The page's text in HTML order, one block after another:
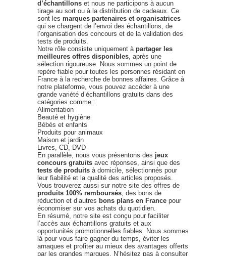
d’échantillons et nous ne participons à aucun
tirage au sort ou à la distribution de cadeaux. Ce
sont les marques partenaires et organisatrices
qui se chargent de l’envoi des échantillons, de
l’organisation des concours et de la validation des
tests de produits.
Notre rôle consiste uniquement à partager les
meilleures offres disponibles, après une
sélection rigoureuse. Nous sommes un point de
repère fiable pour toutes les personnes résidant en
France à la recherche de bonnes affaires. Grâce à
notre plateforme, vous pouvez accéder à une
grande variété d’échantillons gratuits dans des
catégories comme :
Alimentation
Beauté et hygiène
Bébés et enfants
Produits pour animaux
Maison et jardin
Livres, CD, DVD
En parallèle, nous vous présentons des jeux
concours gratuits avec réponses, ainsi que des
tests de produits à domicile, sélectionnés pour
leur fiabilité et la qualité des articles proposés.
Vous trouverez aussi sur notre site des offres de
produits 100% remboursés, des bons de
réduction et d’autres bons plans en France pour
économiser sur vos achats du quotidien.
En résumé, notre site est conçu pour faciliter
l’accès aux échantillons gratuits et aux
opportunités promotionnelles fiables. Nous sommes
là pour vous faire gagner du temps, éviter les
arnaques et profiter au mieux des avantages offerts
par les grandes marques. N’hésitez pas à consulter